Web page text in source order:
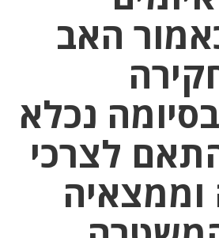
האב
נכלא
לצרכי
וממצאיה